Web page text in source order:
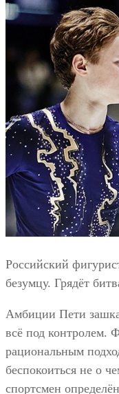
Российский
безумцу. Грядёт
Амбиции Пети
всё под контролем.
рациональным
беспокоиться не о
спортсмен